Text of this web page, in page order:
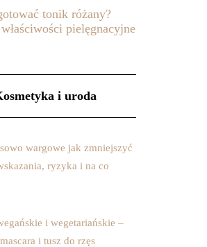
tonik różany?
pielęgnacyjne
i uroda
wargowe jak zmniejszyć
ryzyka i na co
i wegetariańskie –
i tusz do rzęs